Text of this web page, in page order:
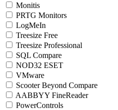
Monitis
PRTG Monitors
LogMeIn
Treesize Free
Treesize Professional
SQL Compare
NOD32 ESET
VMware
Scooter Beyond Compare
AABBYY FineReader
PowerControls